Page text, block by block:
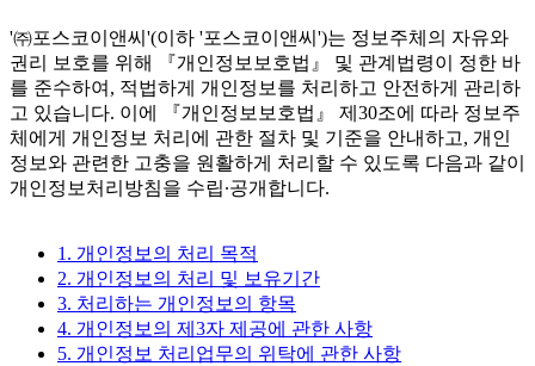
'㈜포스코이앤씨'(이하 '포스코이앤씨')는 정보주체의 자유와
권리 보호를 위해 『개인정보보호법』 및 관계법령이 정한 바
를 준수하여, 적법하게 개인정보를 처리하고 안전하게 관리하
고 있습니다. 이에 『개인정보보호법』 제30조에 따라 정보주
체에게 개인정보 처리에 관한 절차 및 기준을 안내하고, 개인
정보와 관련한 고충을 원활하게 처리할 수 있도록 다음과 같이
개인정보처리방침을 수립∙공개합니다.
1. 개인정보의 처리 목적
2. 개인정보의 처리 및 보유기간
3. 처리하는 개인정보의 항목
4. 개인정보의 제3자 제공에 관한 사항
5. 개인정보 처리업무의 위탁에 관한 사항